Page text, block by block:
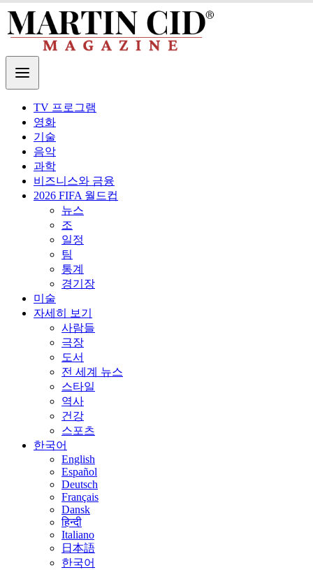
TV 프로그램
영화
기술
음악
과학
비즈니스와 금융
2026 FIFA 월드컵
뉴스
조
일정
팀
통계
경기장
미술
자세히 보기
사람들
극장
도서
전 세계 뉴스
스타일
역사
건강
스포츠
한국어
English
Español
Deutsch
Français
Dansk
हिन्दी
Italiano
日本語
한국어